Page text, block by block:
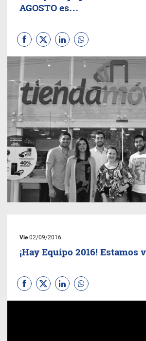
AGOSTO es…
Vie02/09/2016
¡Hay Equipo 2016! Estamos